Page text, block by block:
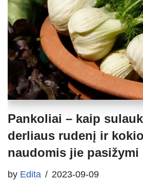
Pankoliai – kaip
derliaus rudenį ir
naudomis jie pasižymi
by Edita 2023-09-09